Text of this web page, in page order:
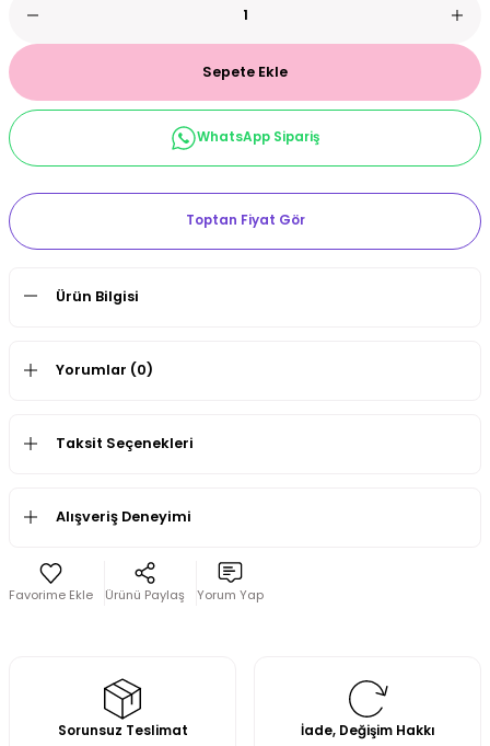
Sepete Ekle
WhatsApp Sipariş
Toptan Fiyat Gör
Ürün Bilgisi
Yorumlar (0)
Taksit Seçenekleri
Alışveriş Deneyimi
Ürünü Paylaş Yorum Yap
Sorunsuz Teslimat İade, Değişim Hakkı